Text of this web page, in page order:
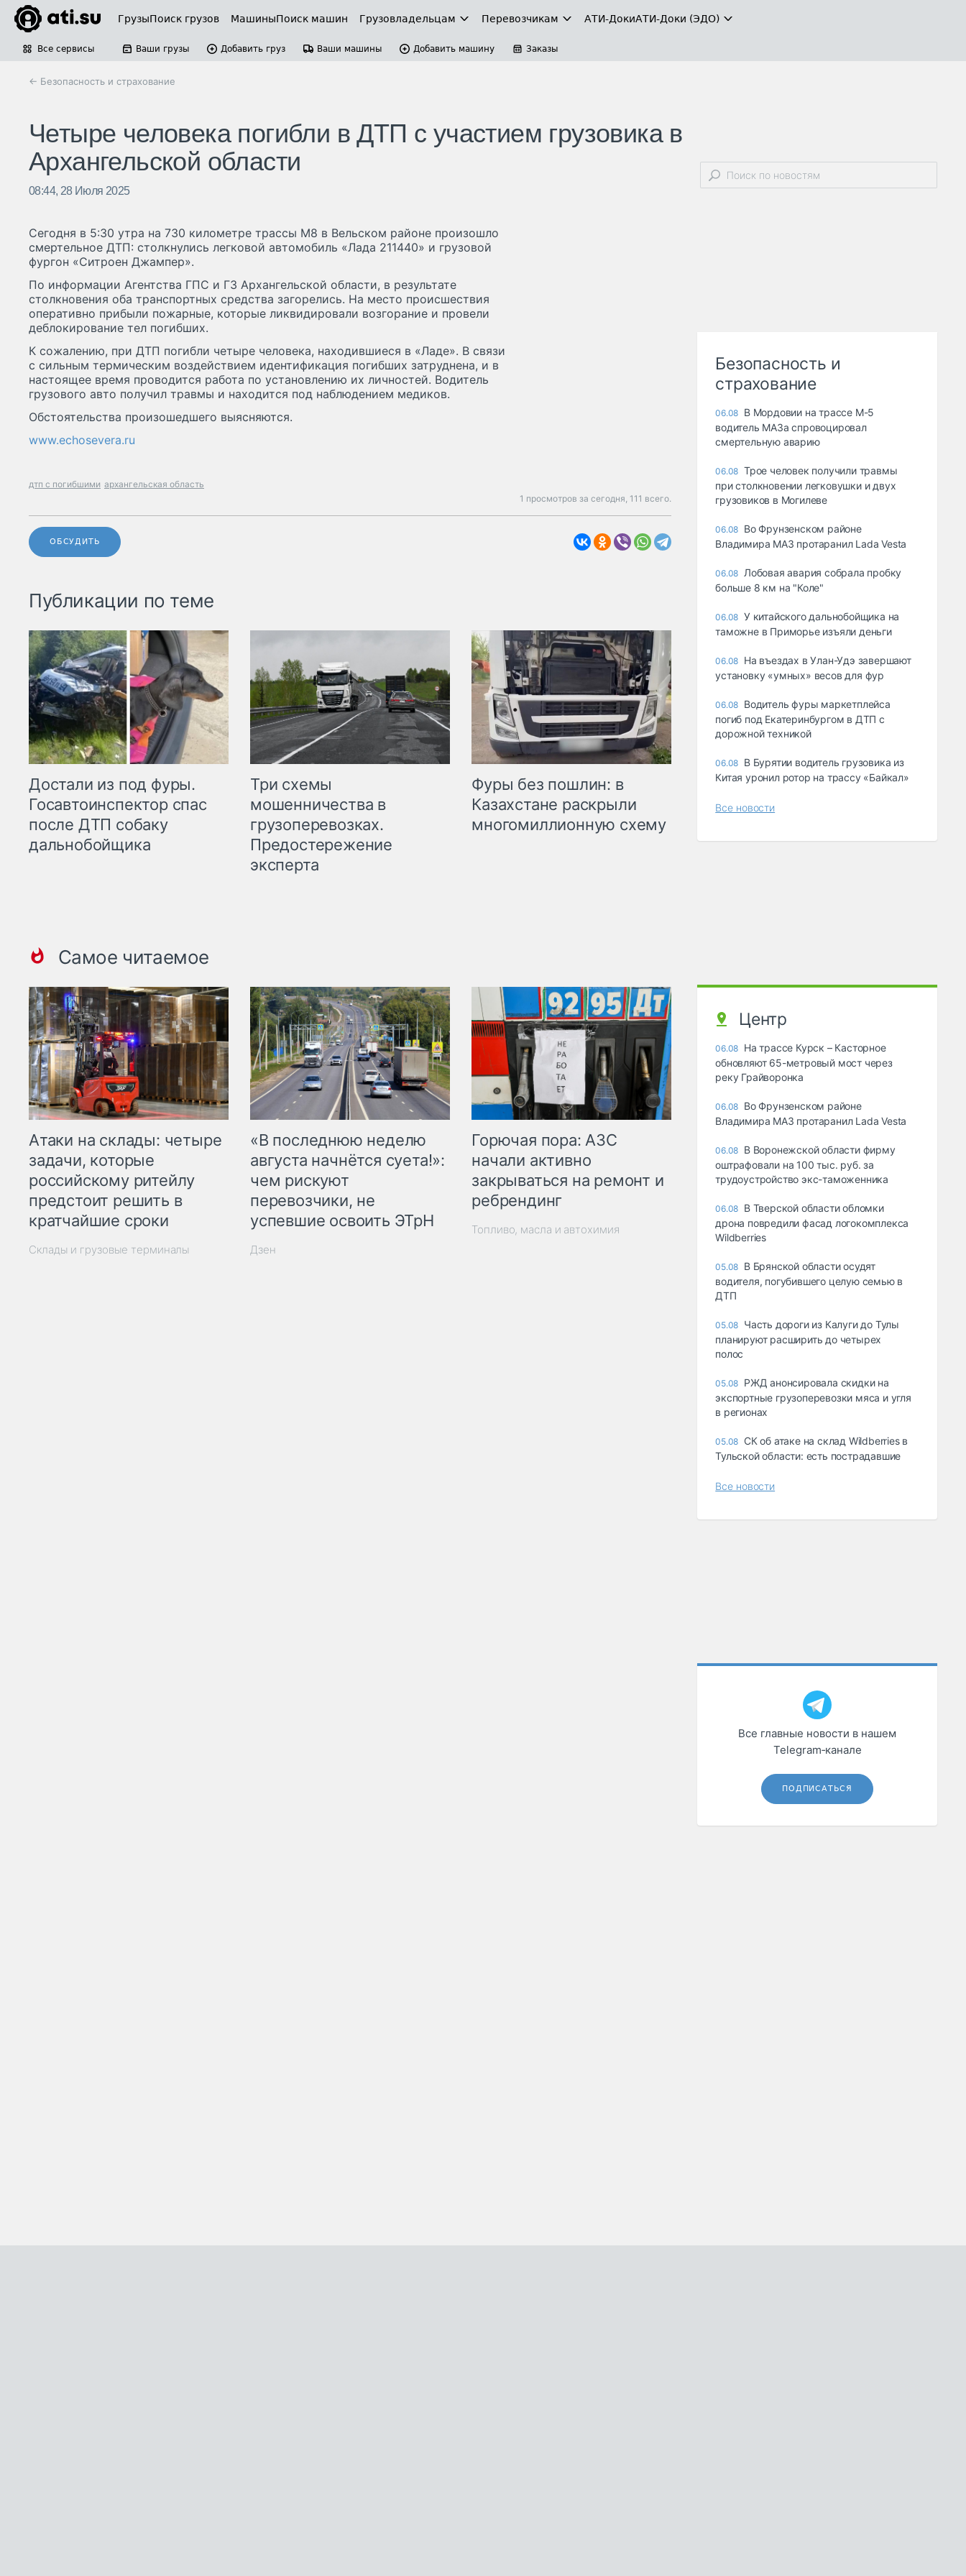
ГрузыПоиск грузов МашиныПоиск машин Грузовладельцам Перевозчикам АТИ-ДокиАТИ-Доки (ЭДО)
Все сервисы Ваши грузы Добавить груз Ваши машины Добавить машину Заказы
← Безопасность и страхование
Четыре человека погибли в ДТП с участием грузовика в
Архангельской области
08:44, 28 Июля 2025
Сегодня в 5:30 утра на 730 километре трассы М8 в Вельском районе произошло
смертельное ДТП: столкнулись легковой автомобиль «Лада 211440» и грузовой
фургон «Ситроен Джампер».
По информации Агентства ГПС и ГЗ Архангельской области, в результате
столкновения оба транспортных средства загорелись. На место происшествия
оперативно прибыли пожарные, которые ликвидировали возгорание и провели
деблокирование тел погибших.
К сожалению, при ДТП погибли четыре человека, находившиеся в «Ладе». В связи
с сильным термическим воздействием идентификация погибших затруднена, и в
настоящее время проводится работа по установлению их личностей. Водитель
грузового авто получил травмы и находится под наблюдением медиков.
Обстоятельства произошедшего выясняются.
www.echosevera.ru
дтп с погибшими архангельская область
1 просмотров за сегодня, 111 всего.
ОБСУДИТЬ
Публикации по теме
Достали из под фуры.
Госавтоинспектор спас
после ДТП собаку
дальнобойщика
Три схемы
мошенничества в
грузоперевозках.
Предостережение
эксперта
Фуры без пошлин: в
Казахстане раскрыли
многомиллионную схему
Самое читаемое
Атаки на склады: четыре
задачи, которые
российскому ритейлу
предстоит решить в
кратчайшие сроки
Склады и грузовые терминалы
«В последнюю неделю
августа начнётся суета!»:
чем рискуют
перевозчики, не
успевшие освоить ЭТрН
Дзен
Горючая пора: АЗС
начали активно
закрываться на ремонт и
ребрендинг
Топливо, масла и автохимия
Безопасность и
страхование
06.08 В Мордовии на трассе М-5
водитель МАЗа спровоцировал
смертельную аварию
06.08 Трое человек получили травмы
при столкновении легковушки и двух
грузовиков в Могилеве
06.08 Во Фрунзенском районе
Владимира МАЗ протаранил Lada Vesta
06.08 Лобовая авария собрала пробку
больше 8 км на "Коле"
06.08 У китайского дальнобойщика на
таможне в Приморье изъяли деньги
06.08 Ha въeздax в Улaн-Удэ зaвepшaют
ycтaнoвкy «yмныx» вecoв для фyp
06.08 Водитель фуры маркетплейса
погиб под Екатеринбургом в ДТП с
дорожной техникой
06.08 В Бурятии водитель грузовика из
Китая уронил ротор на трассу «Байкал»
Все новости
Центр
06.08 На трассе Курск – Касторное
обновляют 65-метровый мост через
реку Грайворонка
06.08 Во Фрунзенском районе
Владимира МАЗ протаранил Lada Vesta
06.08 В Воронежской области фирму
оштрафовали на 100 тыс. руб. за
трудоустройство экс-таможенника
06.08 В Тверской области обломки
дрона повредили фасад логокомплекса
Wildberries
05.08 В Брянской области осудят
водителя, погубившего целую семью в
ДТП
05.08 Часть дороги из Калуги до Тулы
планируют расширить до четырех
полос
05.08 РЖД анонсировала скидки на
экспортные грузоперевозки мяса и угля
в регионах
05.08 СК об атаке на склад Wildberries в
Тульской области: есть пострадавшие
Все новости
Все главные новости в нашем
Telegram‑канале
ПОДПИСАТЬСЯ